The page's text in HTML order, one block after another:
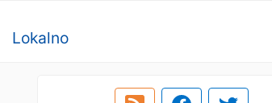
Lokalno